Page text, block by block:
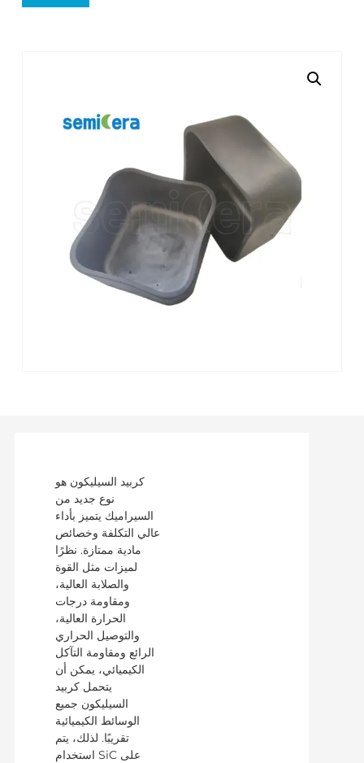
كربيد السيليكون هو
نوع جديد من
السيراميك يتميز بأداء
عالي التكلفة وخصائص
مادية ممتازة. نظرًا
لميزات مثل القوة
والصلابة العالية،
ومقاومة درجات
الحرارة العالية،
والتوصيل الحراري
الرائع ومقاومة التآكل
الكيميائي، يمكن أن
يتحمل كربيد
السيليكون جميع
الوسائط الكيميائية
تقريبًا. لذلك، يتم
استخدام SiC على